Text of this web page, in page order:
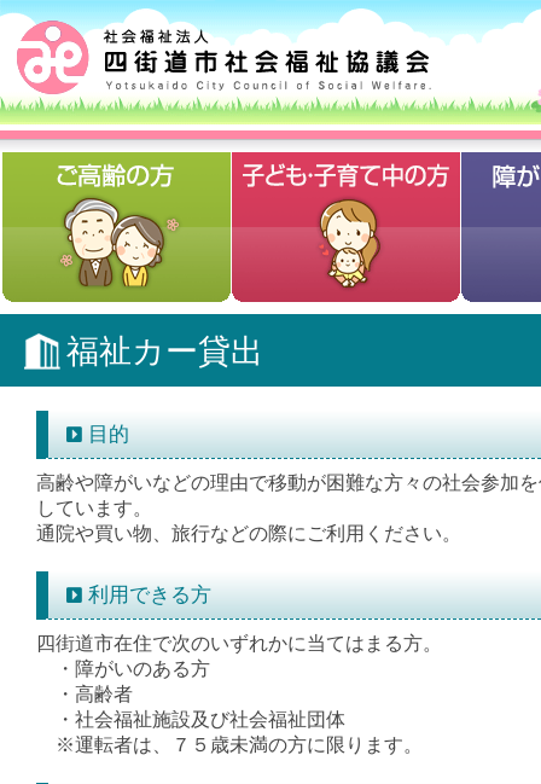
福祉カー貸出
目的
高齢や障がいなどの理由で移動が困難な方々の社会参加
しています。
通院や買い物、旅行などの際にご利用ください。
利用できる方
四街道市在住で次のいずれかに当てはまる方。
・障がいのある方
・高齢者
・社会福祉施設及び社会福祉団体
※運転者は、７５歳未満の方に限ります。